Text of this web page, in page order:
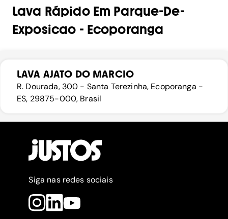
Lava RápidoEm Parque-De-
Exposicao - Ecoporanga
LAVA AJATO DO MARCIO
R. Dourada, 300 - Santa Terezinha, Ecoporanga -
ES, 29875-000, Brasil
Siga nas redes sociais